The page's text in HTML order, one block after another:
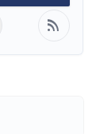
rss_feed